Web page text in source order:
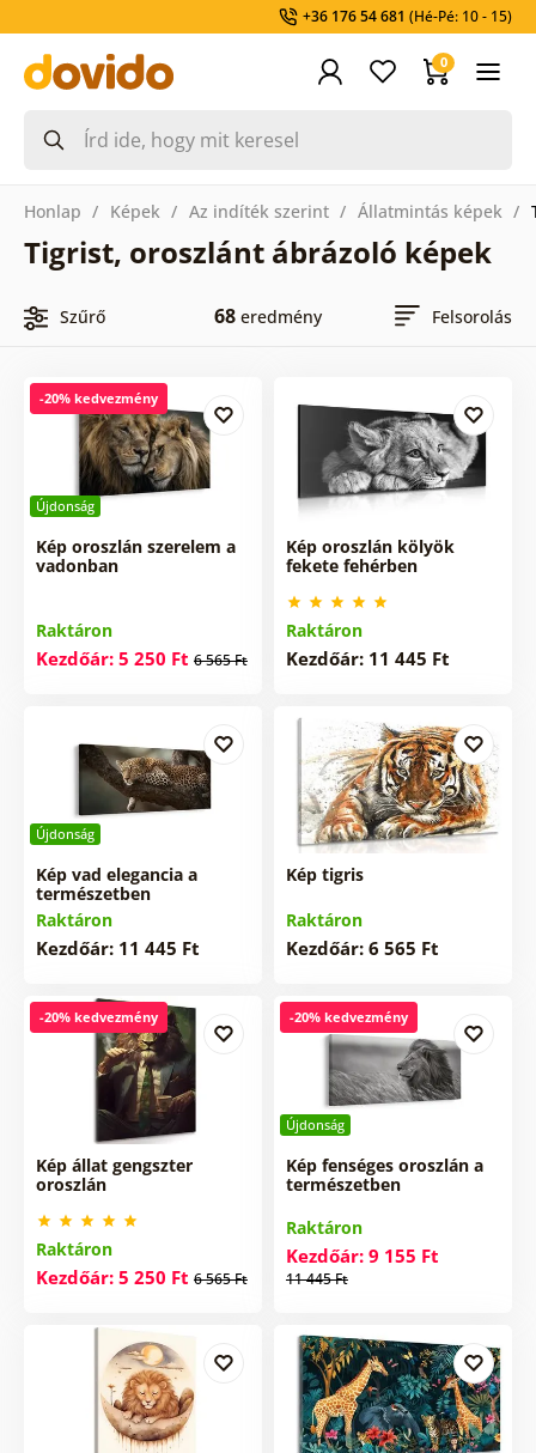
+36 176 54 681 (Hé-Pé: 10 - 15)
0
Honlap Képek Az indíték szerint Állatmintás képek
Tigrist, oroszlánt ábrázoló képek
Szűrő 68 eredmény Felsorolás
Újdonság
-20% kedvezmény
Kép oroszlán szerelem a
vadonban
Raktáron
Kezdőár: 5 250 Ft 6 565 Ft
Kép oroszlán kölyök
fekete fehérben
Raktáron
Kezdőár: 11 445 Ft
Újdonság
Kép vad elegancia a
természetben
Raktáron
Kezdőár: 11 445 Ft
Kép tigris
Raktáron
Kezdőár: 6 565 Ft
-20% kedvezmény
Kép állat gengszter
oroszlán
Raktáron
Kezdőár: 5 250 Ft 6 565 Ft
Újdonság
-20% kedvezmény
Kép fenséges oroszlán a
természetben
Raktáron
Kezdőár: 9 155 Ft
11 445 Ft